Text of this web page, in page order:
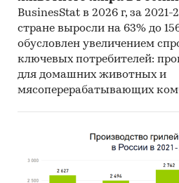
Материалы
Фонда (International
Материалы Всемирного
Материалы ВТО (World
Economic Cooperation
Материалы International
BusinesStat в 2026 г, за 2021-
стране выросли на 63% до
обусловлен увеличением
ключевых потребителей:
для домашних животных и
мясоперерабатывающих